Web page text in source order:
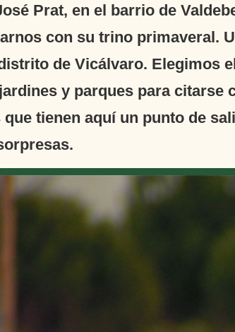
Prat, en el barrio de
con su trino primaveral.
de Vicálvaro. Elegimos
y parques para citarse
tienen aquí un punto de